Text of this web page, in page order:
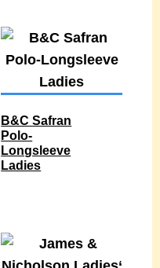
B&C Safran
Polo-
Longsleeve
Ladies